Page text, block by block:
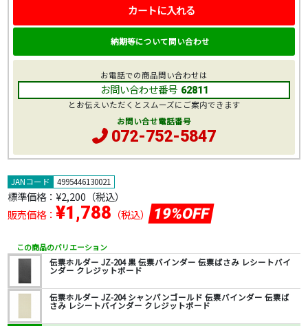
JANコード 4995446130021
標準価格： ¥2,200 （税込）
販売価格： ¥1,788 （税込） 19%OFF
この商品のバリエーション
伝票ホルダー JZ-204 黒 伝票バインダー 伝票ばさみ レシートバイ
ンダー クレジットボード
伝票ホルダー JZ-204 シャンパンゴールド 伝票バインダー 伝票ば
さみ レシートバインダー クレジットボード
カートに入れる
納期等について問い合わせ
お電話での商品問い合わせは
お問い合わせ番号 62811
とお伝えいただくとスムーズにご案内できます
お問い合せ電話番号
072-752-5847